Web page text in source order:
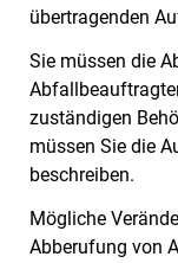
übertragenden
Sie müssen die
zuständigen
müssen Sie die
beschreiben.
Mögliche
Abberufung von